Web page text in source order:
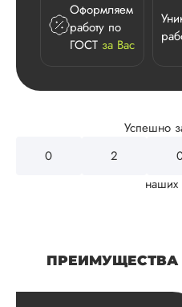
Оформляем
работу по
ГОСТ за Вас
Успешно
2
0
наших